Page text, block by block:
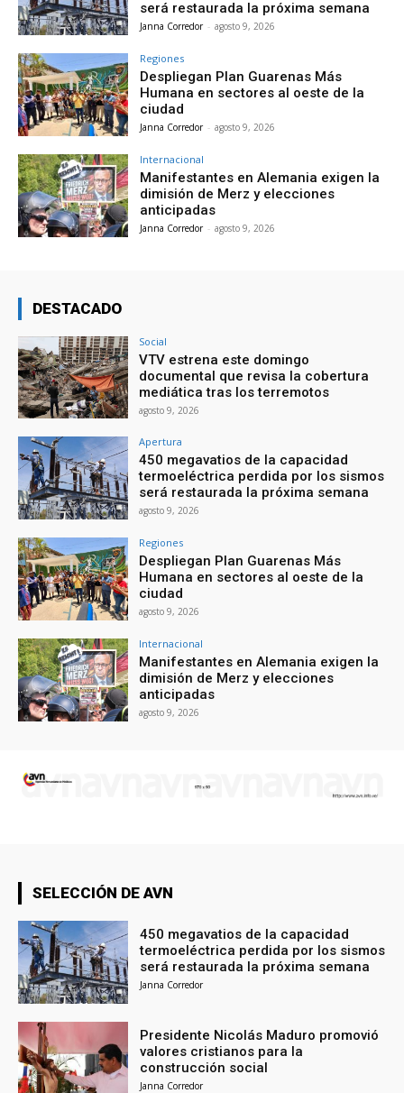
será restaurada la próxima semana
Janna Corredor - agosto 9, 2026
Regiones
Despliegan Plan Guarenas Más
Humana en sectores al oeste de la
ciudad
Janna Corredor - agosto 9, 2026
Internacional
Manifestantes en Alemania exigen la
dimisión de Merz y elecciones
anticipadas
Janna Corredor - agosto 9, 2026
DESTACADO
Social
VTV estrena este domingo
documental que revisa la cobertura
mediática tras los terremotos
agosto 9, 2026
Apertura
450 megavatios de la capacidad
termoeléctrica perdida por los sismos
será restaurada la próxima semana
agosto 9, 2026
Regiones
Despliegan Plan Guarenas Más
Humana en sectores al oeste de la
ciudad
agosto 9, 2026
Internacional
Manifestantes en Alemania exigen la
dimisión de Merz y elecciones
anticipadas
agosto 9, 2026
SELECCIÓN DE AVN
450 megavatios de la capacidad
termoeléctrica perdida por los sismos
será restaurada la próxima semana
Janna Corredor
Presidente Nicolás Maduro promovió
valores cristianos para la
construcción social
Janna Corredor